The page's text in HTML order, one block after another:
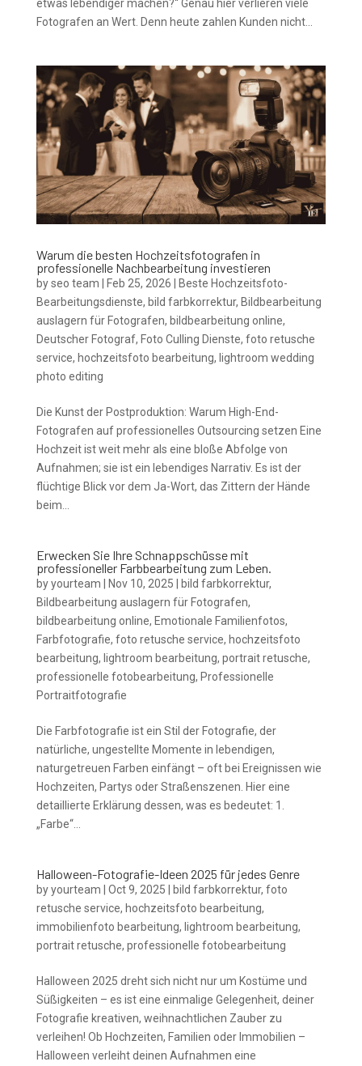
etwas lebendiger machen?“ Genau hier verlieren viele
Fotografen an Wert. Denn heute zahlen Kunden nicht...
Warum die besten Hochzeitsfotografen in
professionelle Nachbearbeitung investieren
byseo team Feb 25, 2026
Beste Hochzeitsfoto-
Bearbeitungsdienste, bild farbkorrektur, Bildbearbeitung
auslagern für Fotografen, bildbearbeitung online,
Deutscher Fotograf, Foto Culling Dienste, foto retusche
service, hochzeitsfoto bearbeitung, lightroom wedding
photo editing
Die Kunst der Postproduktion: Warum High-End-
Fotografen auf professionelles Outsourcing setzen Eine
Hochzeit ist weit mehr als eine bloße Abfolge von
Aufnahmen; sie ist ein lebendiges Narrativ. Es ist der
flüchtige Blick vor dem Ja-Wort, das Zittern der Hände
beim...
Erwecken Sie Ihre Schnappschüsse mit
professioneller Farbbearbeitung zum Leben.
byyourteam Nov 10, 2025 bild farbkorrektur,
Bildbearbeitung auslagern für Fotografen,
bildbearbeitung online, Emotionale Familienfotos,
Farbfotografie, foto retusche service, hochzeitsfoto
bearbeitung, lightroom bearbeitung, portrait retusche,
professionelle fotobearbeitung, Professionelle
Portraitfotografie
Die Farbfotografie ist ein Stil der Fotografie, der
natürliche, ungestellte Momente in lebendigen,
naturgetreuen Farben einfängt – oft bei Ereignissen wie
Hochzeiten, Partys oder Straßenszenen. Hier eine
detaillierte Erklärung dessen, was es bedeutet: 1.
„Farbe“...
Halloween-Fotografie-Ideen 2025 für jedes Genre
byyourteam Oct 9, 2025 bild farbkorrektur, foto
retusche service, hochzeitsfoto bearbeitung,
immobilienfoto bearbeitung, lightroom bearbeitung,
portrait retusche, professionelle fotobearbeitung
Halloween 2025 dreht sich nicht nur um Kostüme und
Süßigkeiten – es ist eine einmalige Gelegenheit, deiner
Fotografie kreativen, weihnachtlichen Zauber zu
verleihen! Ob Hochzeiten, Familien oder Immobilien –
Halloween verleiht deinen Aufnahmen eine